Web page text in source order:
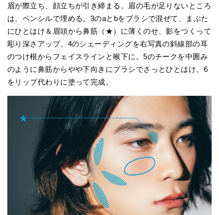
眉が際立ち、顔立ちが引き締まる。眉の毛が足りないところ
は、ペンシルで埋める。3のaとbをブラシで混ぜて、まぶた
にひとはけ＆眉頭から鼻筋（★）に薄くのせ、影をつくって
彫り深さアップ。4のシェーディングを右写真の斜線部の耳
のつけ根からフェイスラインと喉下に。5のチークを中囲み
のように鼻筋からやや下向きにブラシでさっとひとはけ。6
をリップ代わりに塗って完成。